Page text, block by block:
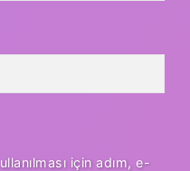
için adım, e-